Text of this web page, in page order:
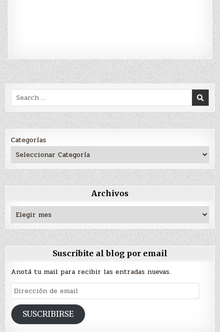
Search
for:
Categorías
Archivos
Archivos
Suscribite al blog por email
Anotá tu mail para recibir las entradas nuevas.
Dirección
de
emailSUSCRIBIRSE